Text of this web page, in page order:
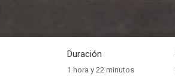
Duración
1 hora y 22 minutos